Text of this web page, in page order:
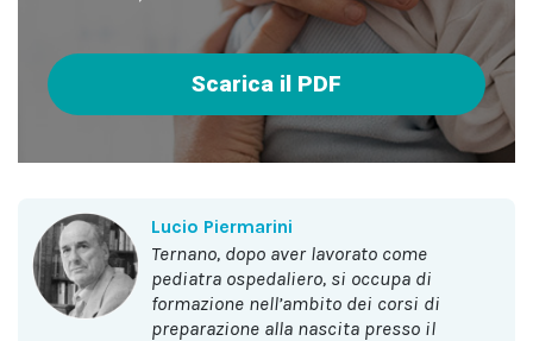
Scarica il PDF
Lucio Piermarini
Ternano, dopo aver lavorato come
pediatra ospedaliero, si occupa di
formazione nell’ambito dei corsi di
preparazione alla nascita presso il